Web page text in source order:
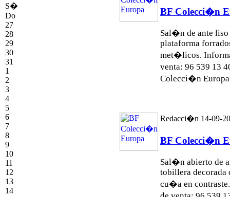
S�
Do
27
28
29
30
31
1
2
3
4
5
6
7
8
9
10
11
12
13
14
BF Colecci�n
Sal�n de ante
plataforma
met�licos.
venta: 96 539 13
Colecci�n
Redacci�n 14-09-
BF Colecci�n
Sal�n abierto de
tobillera decorada
cu�a en